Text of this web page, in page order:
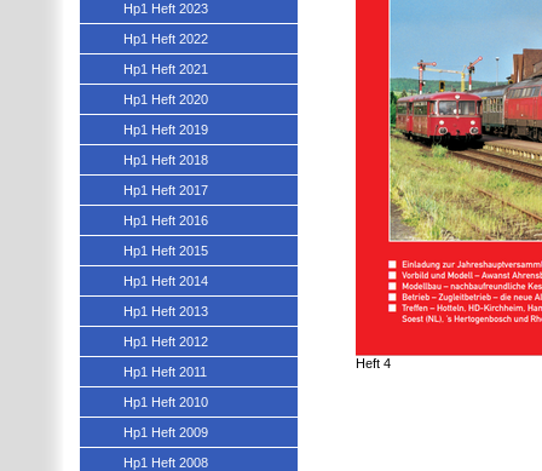
Heft 4
Hp1 Heft 2023
Hp1 Heft 2022
Hp1 Heft 2021
Hp1 Heft 2020
Hp1 Heft 2019
Hp1 Heft 2018
Hp1 Heft 2017
Hp1 Heft 2016
Hp1 Heft 2015
Hp1 Heft 2014
Hp1 Heft 2013
Hp1 Heft 2012
Hp1 Heft 2011
Hp1 Heft 2010
Hp1 Heft 2009
Hp1 Heft 2008